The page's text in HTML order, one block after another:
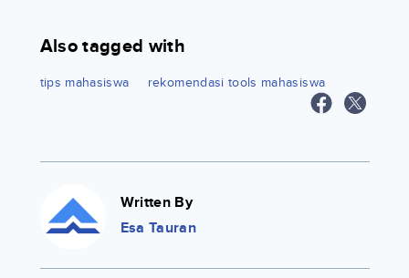
Also tagged with
tips mahasiswa rekomendasi tools mahasiswa
Written By
Esa Tauran